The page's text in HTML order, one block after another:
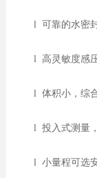
l 可靠的水密
l 高灵敏度感
l 体积小，综
l 投入式测量
l 小量程可选